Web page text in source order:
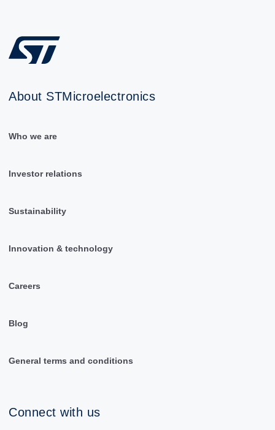
About STMicroelectronics
Who we are
Investor relations
Sustainability
Innovation & technology
Careers
Blog
General terms and conditions
Connect with us